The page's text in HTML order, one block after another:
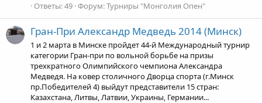
Ответы: 49 Форум:Турниры "Монголия Опен"
Гран-При Александр Медведь 2014 (Минск)
1 и 2 марта в Минске пройдет 44-й Международный турнир
категории Гран-при по вольной борьбе на призы
трехкратного Олимпийского чемпиона Александра
Медведя. На ковер столичного Дворца спорта (г.Минск
пр.Победителей 4) выйдут представители 15 стран:
Казахстана, Литвы, Латвии, Украины, Германии...